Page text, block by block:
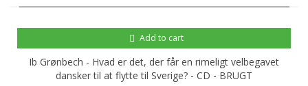
Add to cart
Ib Grønbech - Hvad er det, der får en rimeligt velbegavet
dansker til at flytte til Sverige? - CD - BRUGT